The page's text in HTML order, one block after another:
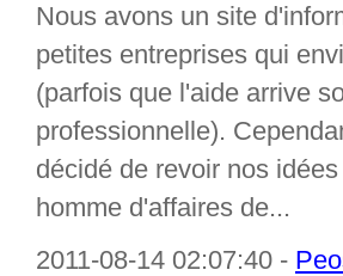
Nous avons un site
petites entreprises qui
(parfois que l'aide arrive
professionnelle).
décidé de revoir nos
homme d'affaires de...
2011-08-14 02:07:40 -